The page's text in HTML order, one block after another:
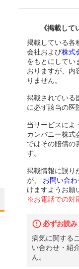
《掲載して
掲載している各
会社および株式
をもとにしてい
おりますが、内
りません。
掲載されている
に必ず該当の医
当サービスによ
カンパニー株式
ではその賠償の
す。
掲載情報に誤り
が、
お問い合
けますようお願
※お電話での対
必ずお読
病気に関する
い合わせ・紹
ん。